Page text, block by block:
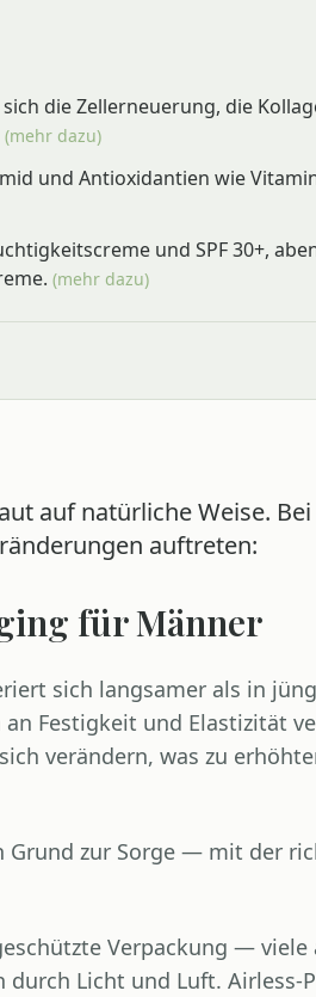
die Zellerneuerung, die
(mehr dazu)
und Antioxidantien wie
und SPF 30+,
(mehr dazu)
auf natürliche Weise.
auftreten:
für Männer
sich langsamer als in
an Festigkeit und Elastizität
verändern, was zu
zur Sorge — mit der
Verpackung — viele
Licht und Luft. Airless-